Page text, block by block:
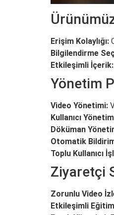
Erişim Kolaylığı:
Bilgilendirme
Etkileşimli İçerik:
Yönetim
Video Yönetimi:
Kullanıcı
Döküman
Otomatik
Toplu Kullanıcı
Ziyaretçi
Zorunlu Video
Etkileşimli